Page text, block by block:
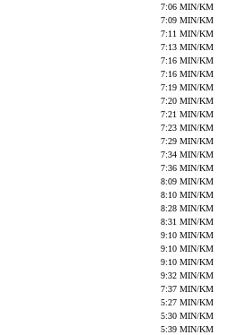
7:06 MIN/KM
7:09 MIN/KM
7:11 MIN/KM
7:13 MIN/KM
7:16 MIN/KM
7:16 MIN/KM
7:19 MIN/KM
7:20 MIN/KM
7:21 MIN/KM
7:23 MIN/KM
7:29 MIN/KM
7:34 MIN/KM
7:36 MIN/KM
8:09 MIN/KM
8:10 MIN/KM
8:28 MIN/KM
8:31 MIN/KM
9:10 MIN/KM
9:10 MIN/KM
9:10 MIN/KM
9:32 MIN/KM
7:37 MIN/KM
5:27 MIN/KM
5:30 MIN/KM
5:39 MIN/KM